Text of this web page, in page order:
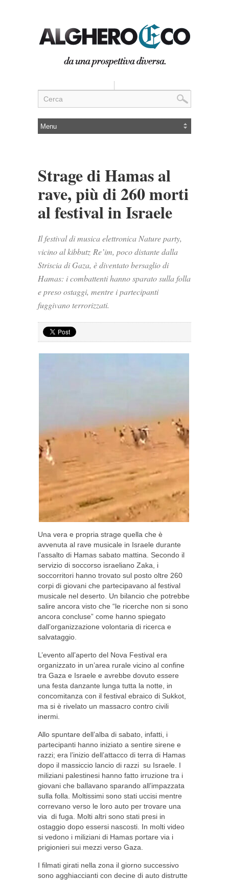
Strage di Hamas al
rave, più di 260 morti
al festival in Israele
Il festival di musica elettronica Nature party,
vicino al kibbutz Re’im, poco distante dalla
Striscia di Gaza, è diventato bersaglio di
Hamas: i combattenti hanno sparato sulla folla
e preso ostaggi, mentre i partecipanti
fuggivano terrorizzati.
Una vera e propria strage quella che è
avvenuta al rave musicale in Israele durante
l’assalto di Hamas sabato mattina. Secondo il
servizio di soccorso israeliano Zaka, i
soccorritori hanno trovato sul posto oltre 260
corpi di giovani che partecipavano al festival
musicale nel deserto. Un bilancio che potrebbe
salire ancora visto che “le ricerche non si sono
ancora concluse” come hanno spiegato
dall’organizzazione volontaria di ricerca e
salvataggio.
L’evento all’aperto del Nova Festival era
organizzato in un’area rurale vicino al confine
tra Gaza e Israele e avrebbe dovuto essere
una festa danzante lunga tutta la notte, in
concomitanza con il festival ebraico di Sukkot,
ma si è rivelato un massacro contro civili
inermi.
Allo spuntare dell’alba di sabato, infatti, i
partecipanti hanno iniziato a sentire sirene e
razzi; era l’inizio dell’attacco di terra di Hamas
dopo il massiccio lancio di razzi su Israele. I
miliziani palestinesi hanno fatto irruzione tra i
giovani che ballavano sparando all’impazzata
sulla folla. Moltissimi sono stati uccisi mentre
correvano verso le loro auto per trovare una
via di fuga. Molti altri sono stati presi in
ostaggio dopo essersi nascosti. In molti video
si vedono i miliziani di Hamas portare via i
prigionieri sui mezzi verso Gaza.
I filmati girati nella zona il giorno successivo
sono agghiaccianti con decine di auto distrutte